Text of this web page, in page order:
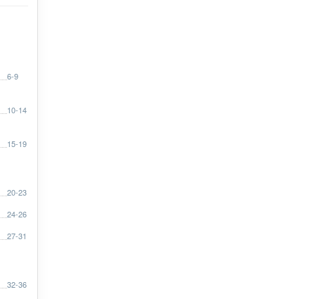
6-9
10-14
15-19
20-23
24-26
27-31
32-36